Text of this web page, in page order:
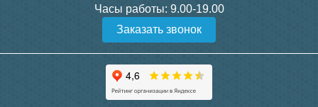
Часы работы: 9.00-19.00
Заказать звонок